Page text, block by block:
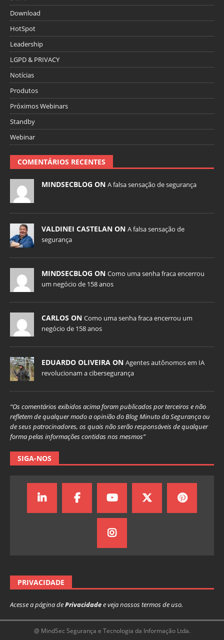
Download
HotSpot
Leadership
LGPD & PRIVACY
Notícias
Produtos
Próximos Webinars
Standby
Webinar
COMENTÁRIOS RECENTES
MINDSECBLOG ON A falsa sensação de segurança
VALDINEI CASTELAN ON A falsa sensação de
segurança
MINDSECBLOG ON Como uma senha fraca encerrou
um negócio de 158 anos
CARLOS ON Como uma senha fraca encerrou um
negócio de 158 anos
EDUARDO OLIVEIRA ON Agentes autônomos em IA
revolucionam a cibersegurança
“Os comentários exibidos acima foram publicados por terceiros e não
refletem de qualquer modo a opinião do Blog Minuto da Segurança ou
de seus patrocinadores, os quais não serão responsáveis de qualquer
forma pelas informações contidas nos mesmos”
SIGA-NOS
PRIVACIDADE
Acesse a página dePrivacidadee veja nossos termos de uso.
@ MindSec Segurança e Tecnologia da Informação Ltda.